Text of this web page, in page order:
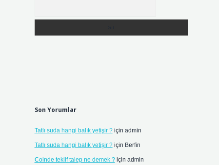
Son Yorumlar
Tatlı suda hangi balık yetişir ?için admin
Tatlı suda hangi balık yetişir ?için Berfin
Coinde teklif talep ne demek ?için admin